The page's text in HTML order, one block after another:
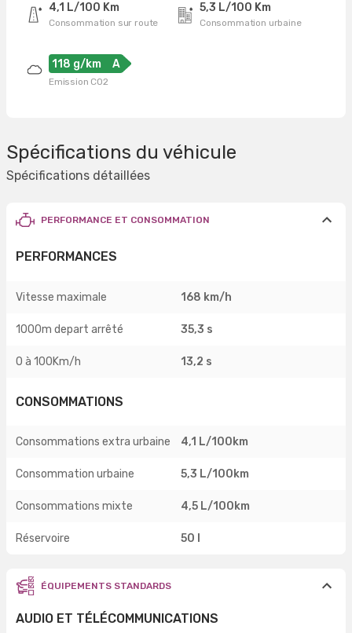
4,1 L/100 Km
Consommation sur route
5,3 L/100 Km
Consommation urbaine
118 g/km A
Emission CO2
Spécifications du véhicule
Spécifications détaillées
PERFORMANCE ET CONSOMMATION
PERFORMANCES
Vitesse maximale 168 km/h
1000m depart arrêté 35,3 s
0 à 100Km/h 13,2 s
CONSOMMATIONS
Consommations extra urbaine 4,1 L/100km
Consommation urbaine 5,3 L/100km
Consommations mixte 4,5 L/100km
Réservoire 50 l
ÉQUIPEMENTS STANDARDS
AUDIO ET TÉLÉCOMMUNICATIONS